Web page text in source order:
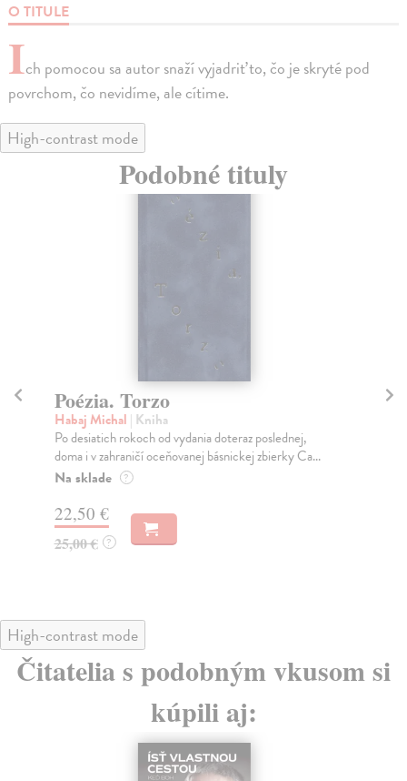
O TITULE
Ich pomocou sa autor snaží vyjadriť to, čo je skryté pod
povrchom, čo nevidíme, ale cítime.
High-contrast mode
Podobné tituly
Všetko, čo sa nedá napísať
Mortensen Viggo
Kniha básní a fotografií Vigga Mortensena Všetko, čo
nedá napísať (2026) ukazuje, že tento svetoznám...
Na sklade
18,91 €
19,90 € ?
High-contrast mode
Čitatelia s podobným vkusom si
kúpili aj: